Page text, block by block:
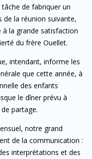
de fabriquer un
de la réunion suivante,
la grande satisfaction
du frère Ouellet.
intendant, informe les
que cette année, à
des enfants
le dîner prévu à
partage.
notre grand
de la communication :
interprétations et des